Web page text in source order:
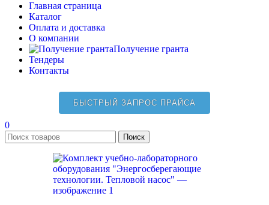
Главная страница
Каталог
Оплата и доставка
О компании
Получение гранта
Тендеры
Контакты
БЫСТРЫЙ ЗАПРОС ПРАЙСА
0
Поиск